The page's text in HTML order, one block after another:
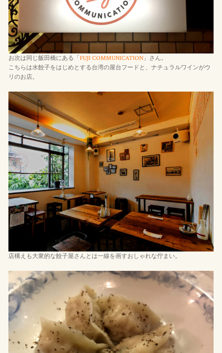
お次は同じ飯田橋にある「 FUJI COMMUNICATION」さん。
こちらは水餃子をはじめとする台湾の屋台フードと、ナチュラルワインがウ
リのお店。
店構えも大衆的な餃子屋さんとは一線を画すおしゃれな佇まい。